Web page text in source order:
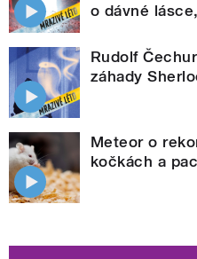
o dávné
Rudolf
záhady
Meteor o
kočkách a